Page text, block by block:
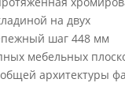
на двух
шаг 448 мм
мебельных
архитектуры